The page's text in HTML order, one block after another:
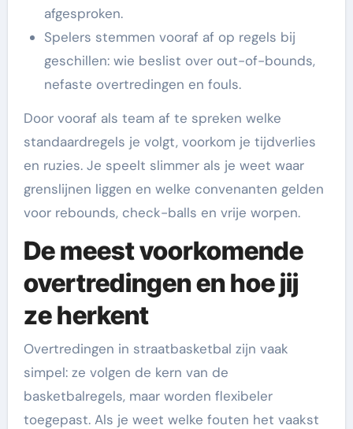
afgesproken.
Spelers stemmen vooraf af op regels bij
geschillen: wie beslist over out-of-bounds,
nefaste overtredingen en fouls.
Door vooraf als team af te spreken welke
standaardregels je volgt, voorkom je tijdverlies
en ruzies. Je speelt slimmer als je weet waar
grenslijnen liggen en welke convenanten gelden
voor rebounds, check-balls en vrije worpen.
De meest voorkomende
overtredingen en hoe jij
ze herkent
Overtredingen in straatbasketbal zijn vaak
simpel: ze volgen de kern van de
basketbalregels, maar worden flexibeler
toegepast. Als je weet welke fouten het vaakst